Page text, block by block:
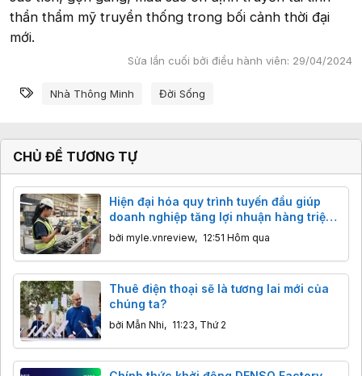
thần thẩm mỹ truyền thống trong bối cảnh thời đại
mới.
Sửa lần cuối bởi điều hành viên: 29/04/2024
Từ khóa
Nhà Thông Minh Đời Sống
CHỦ ĐỀ TƯƠNG TỰ
Hiện đại hóa quy trình tuyến đầu giúp
doanh nghiệp tăng lợi nhuận hàng triệu
USD
bởi myle.vnreview, 12:51 Hôm qua
Thuê điện thoại sẽ là tương lai mới của
chúng ta?
bởi Mẫn Nhi, 11:23, Thứ 2